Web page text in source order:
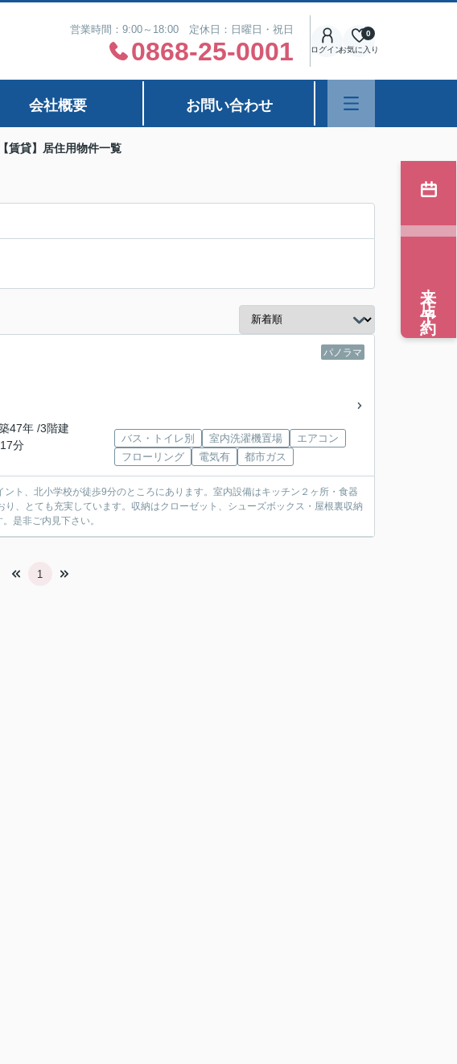
営業時間：9:00～18:00 定休日：日曜日・祝日
0868-25-0001 ログインお気に入り
0
会社概要 お問い合わせ
賃貸】居住用物件一覧
パノラマ
47年 /3階建
分
バス・トイレ別 室内洗濯機置場
エアコン
フローリング
電気有 都市ガス
ト、北小学校が徒歩9分のところにあります。室内設備はキッチン２ヶ所・食器
、とても充実しています。収納はクローゼット、シューズボックス・屋根裏収納
是非ご内見下さい。
1
来店予約